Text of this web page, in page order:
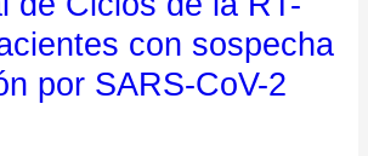
con sospecha
por SARS-CoV-2